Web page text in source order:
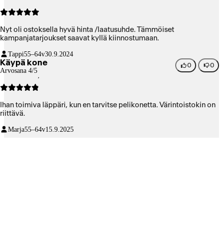
Nyt oli ostoksella hyvä hinta /laatusuhde. Tämmöiset
kampanjatarjoukset saavat kyllä kiinnostumaan.
Tappi55–64v30.9.2024
Käypä kone
Arvosana 4/5
0 0
Ihan toimiva läppäri, kun en tarvitse pelikonetta. Värintoistokin on
riittävä.
Marja55–64v15.9.2025